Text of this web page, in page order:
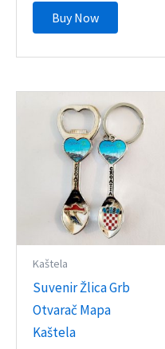
Buy Now
Kaštela
Suvenir Žlica Grb
Otvarač Mapa
Kaštela